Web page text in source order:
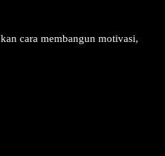
cara membangun motivasi,